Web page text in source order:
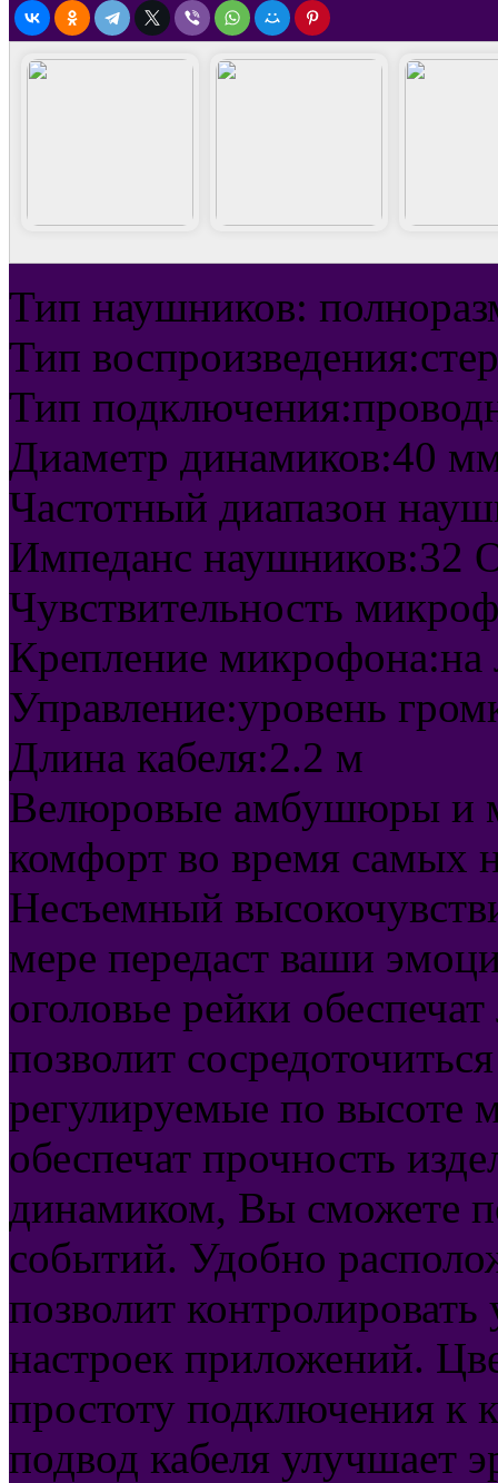
Тип наушников:
Тип
Тип
Диаметр динамиков:40
Частотный диапазон
Импеданс наушников:32
Чувствительность
Крепление
Управление:уровень
Длина кабеля:2.2 м
Велюровые амбушюры и
комфорт во время самых
Несъемный
мере передаст ваши
оголовье рейки
позволит
регулируемые по высоте
обеспечат прочность
динамиком, Вы сможете
событий. Удобно
позволит контролировать
настроек приложений.
простоту подключения к
подвод кабеля улучшает